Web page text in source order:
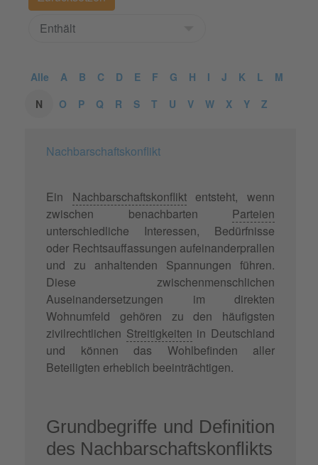
Alle A B C D E F G H I J K L
M
N
O P Q R S T U V W X Y Z
Nachbarschaftskonflikt
Ein Nachbarschaftskonfliktentsteht, wenn
zwischen benachbarten Parteien
unterschiedliche Interessen, Bedürfnisse
oder Rechtsauffassungen aufeinanderprallen
und zu anhaltenden Spannungen führen.
Diese zwischenmenschlichen
Auseinandersetzungen im direkten
Wohnumfeld gehören zu den häufigsten
zivilrechtlichen Streitigkeiten in Deutschland
und können das Wohlbefinden aller
Beteiligten erheblich beeinträchtigen.
Grundbegriffe und Definition
des Nachbarschaftskonflikts